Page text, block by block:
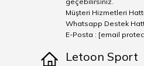
Müşteri Hizmetleri
Whatsapp Destek
E-Posta : [email
Letoon Sport